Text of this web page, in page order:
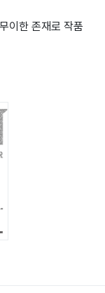
이한 존재로 작품